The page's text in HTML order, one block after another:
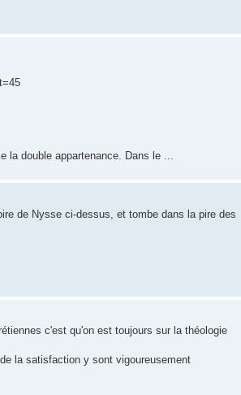
la double appartenance. Dans le ...
de Nysse ci-dessus, et tombe dans la pire des
c'est qu'on est toujours sur la théologie
la satisfaction y sont vigoureusement